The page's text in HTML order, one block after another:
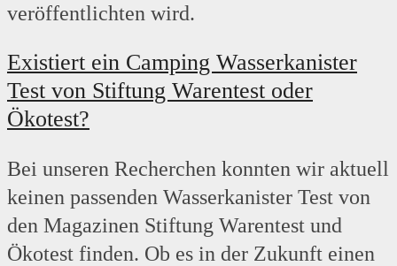
veröffentlichten wird.
Existiert ein Camping Wasserkanister
Test von Stiftung Warentest oder
Ökotest?
Bei unseren Recherchen konnten wir aktuell
keinen passenden Wasserkanister Test von
den Magazinen Stiftung Warentest und
Ökotest finden. Ob es in der Zukunft einen